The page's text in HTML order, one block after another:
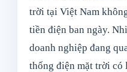
trời tại Việt Nam
tiền điện ban ngày.
doanh nghiệp đang
thống điện mặt trời có